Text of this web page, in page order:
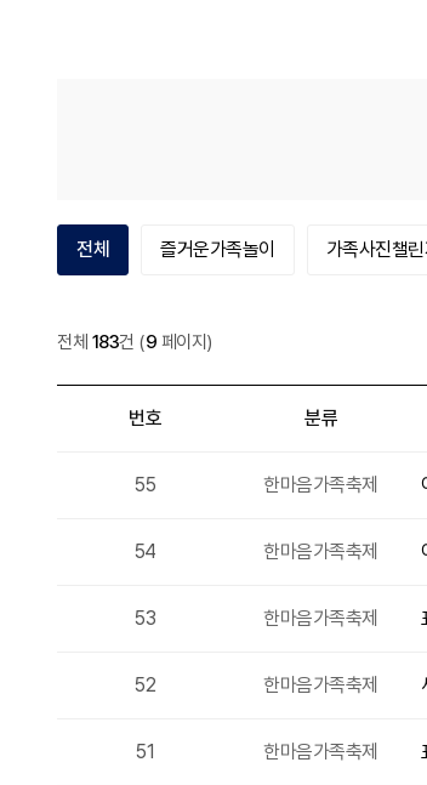
프로그램 후기 카테고리
열린
전체카테고리즐거운가족놀이 카테고리가족사진챌린
프로그램
전체 183건 (9 페이지)
번호 분류
55 한마음가족축제
54 한마음가족축제
53 한마음가족축제
52 한마음가족축제
51 한마음가족축제